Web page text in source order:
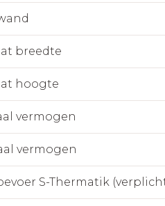
breedte
hoogte
vermogen
vermogen
S-Thermatik